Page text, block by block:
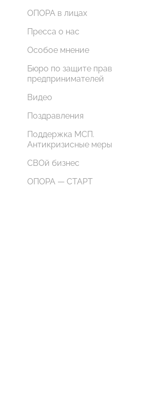
ОПОРА в лицах
Пресса о нас
Особое мнение
Бюро по защите прав
предпринимателей
Видео
Поздравления
Поддержка МСП.
Антикризисные меры
СВОй бизнес
ОПОРА — СТАРТ